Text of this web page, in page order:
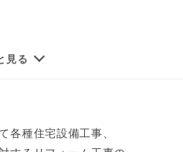
きたい」
や
見る
各種住宅設備工事、